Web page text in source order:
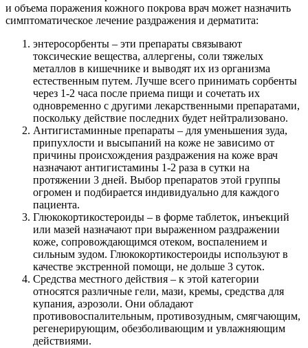
и объема поражения кожного покрова врач может назначить
симптоматическое лечение раздражения и дерматита:
энтеросорбенты – эти препараты связывают
токсические вещества, аллергены, соли тяжелых
металлов в кишечнике и выводят их из организма
естественным путем. Лучше всего принимать сорбенты
через 1-2 часа после приема пищи и сочетать их
одновременно с другими лекарственными препаратами,
поскольку действие последних будет нейтрализовано.
Антигистаминные препараты – для уменьшения зуда,
припухлости и высыпаний на коже не зависимо от
причины происхождения раздражения на коже врач
назначают антигистамины 1-2 раза в сутки на
протяжении 3 дней. Выбор препаратов этой группы
огромен и подбирается индивидуально для каждого
пациента.
Глюкокортикостероиды – в форме таблеток, инъекций
или мазей назначают при выраженном раздражении
коже, сопровождающимся отеком, воспалением и
сильным зудом. Глюкокортикостероиды используют в
качестве экстренной помощи, не дольше 3 суток.
Средства местного действия – к этой категории
относятся различные гели, мази, кремы, средства для
купания, аэрозоли. Они обладают
противовоспалительным, противозудным, смягчающим,
регенерирующим, обезболивающим и увлажняющим
действиями.